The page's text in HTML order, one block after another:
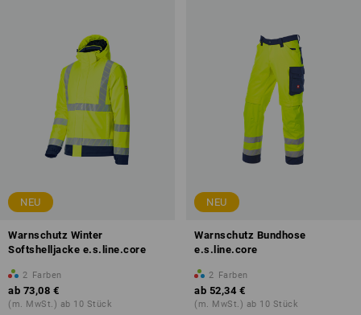
NEU
Warnschutz Winter
Softshelljacke e.s.line.core
2 Farben
ab 73,08 €
(m. MwSt.) ab 10 Stück
NEU
Warnschutz Bundhose
e.s.line.core
2 Farben
ab 52,34 €
(m. MwSt.) ab 10 Stück